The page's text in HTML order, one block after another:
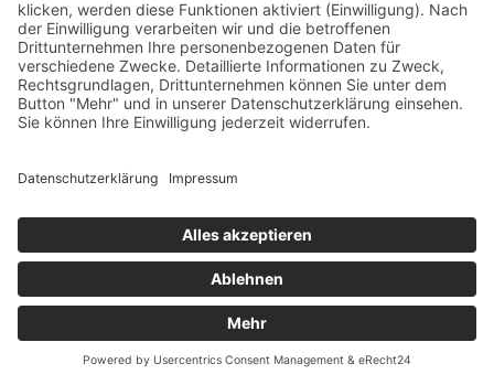
Vetus Zug- und Druckkabel 14,0m
LF = wenig Reibung Typ LF (geringe Reibung) Hervoragende
Stärke und hohe Flexibilität Der Kern ist mit einem gerippten
Kunststoffmantel umhüllt, um...
Sofort lieferbar
(Lieferzeit: 1-3 Werktage)